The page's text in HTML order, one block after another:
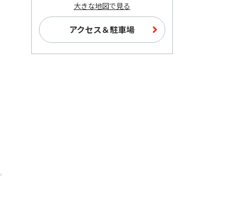
大きな地図で見る
アクセス＆駐車場